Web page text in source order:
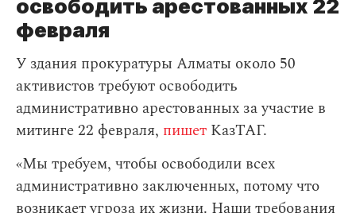
освободить арестованных 22
февраля
У здания прокуратуры Алматы около 50
активистов требуют освободить
административно арестованных за участие в
митинге 22 февраля, пишет КазТАГ.
«Мы требуем, чтобы освободили всех
административно заключенных, потому что